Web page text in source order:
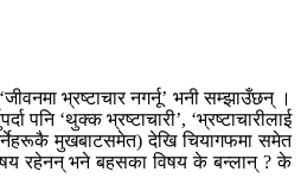
भ्रष्टाचार नगर्नू’ भनी सम्झाउँछन् ।
पनि ‘थुक्क भ्रष्टाचारी’, ‘भ्रष्टाचारीलाई
मुखबाटसमेत) देखि चियागफमा समेत
रहेनन् भने बहसका विषय के बन्लान् ? के